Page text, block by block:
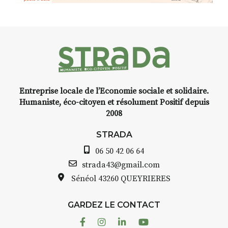
installation temporaire vous
INTERVIEW
avez ouvert une galerie à
Auzon…
Bernard TURLE Le Fumoir n’est
pas une galerie permanente.
AuzonToujoursorganise
dans le village. Des artistes et
Entreprise locale de l’Economie sociale et solidaire.
Humaniste, éco-citoyen et résolument Positif depuis
2008
STRADA
06 50 42 06 64
strada43@gmail.com
Sénéol 43260 QUEYRIERES
GARDEZ LE CONTACT
FacebookInstagram
LinkedinYoutube